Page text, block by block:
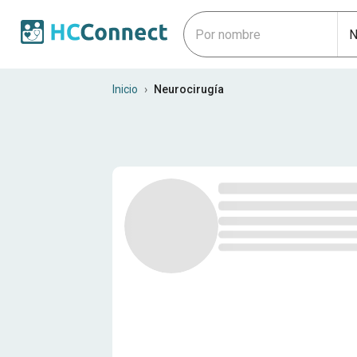
Neurocirujanos en República
Inicio › Neurocirugía